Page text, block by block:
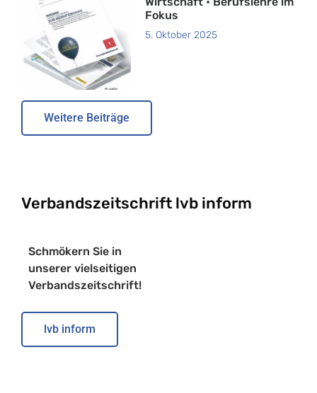
Fokus
5. Oktober 2025
Weitere Beiträge
Verbandszeitschrift lvb inform
Schmökern Sie in
unserer vielseitigen
Verbandszeitschrift!
lvb inform